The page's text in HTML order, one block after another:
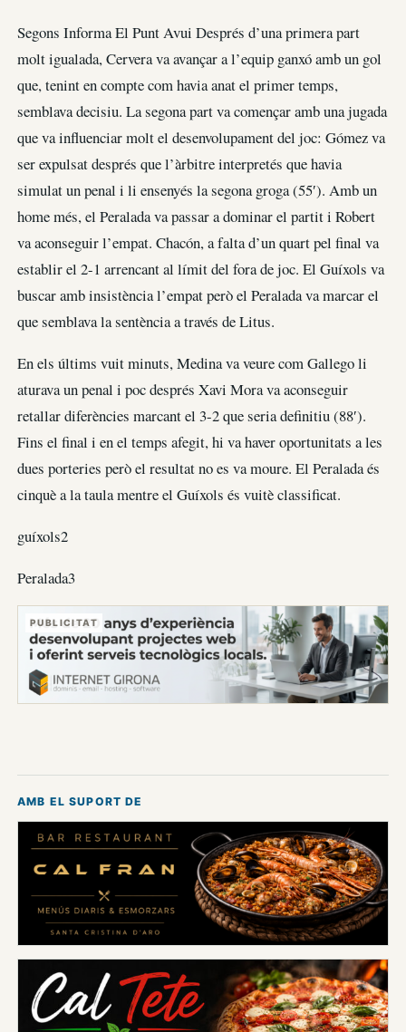
Segons Informa El Punt Avui Després d’una primera part
molt igualada, Cervera va avançar a l’equip ganxó amb un gol
que, tenint en compte com havia anat el primer temps,
semblava decisiu. La segona part va començar amb una jugada
que va influenciar molt el desenvolupament del joc: Gómez va
ser expulsat després que l’àrbitre interpretés que havia
simulat un penal i li ensenyés la segona groga (55′). Amb un
home més, el Peralada va passar a dominar el partit i Robert
va aconseguir l’empat. Chacón, a falta d’un quart pel final va
establir el 2-1 arrencant al límit del fora de joc. El Guíxols va
buscar amb insistència l’empat però el Peralada va marcar el
que semblava la sentència a través de Litus.
En els últims vuit minuts, Medina va veure com Gallego li
aturava un penal i poc després Xavi Mora va aconseguir
retallar diferències marcant el 3-2 que seria definitiu (88′).
Fins el final i en el temps afegit, hi va haver oportunitats a les
dues porteries però el resultat no es va moure. El Peralada és
cinquè a la taula mentre el Guíxols és vuitè classificat.
guíxols2
Peralada3
PUBLICITAT
AMB EL SUPORT DE